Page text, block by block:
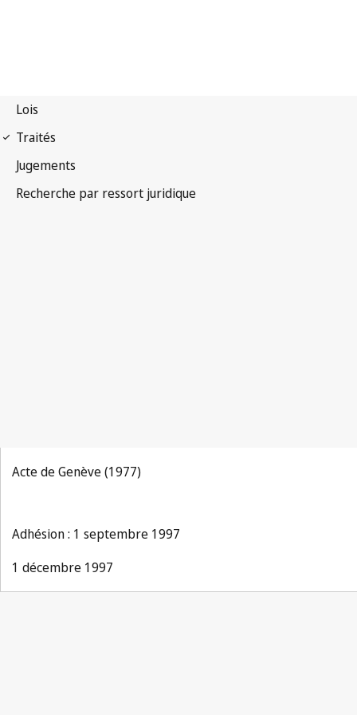
Acte de Genève (1977)
Adhésion : 1 septembre 1997
1 décembre 1997